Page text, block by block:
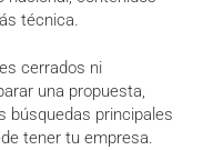
técnica.
cerrados ni
una propuesta,
búsquedas principales
tener tu empresa.